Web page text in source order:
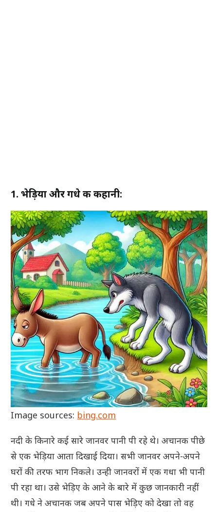
1. भेड़िया और गधे की कहानी:
Image sources: bing.com
नदी के किनारे कई सारे जानवर पानी पी रहे थे। अचानक पीछे
से एक भेड़िया आता दिखाई दिया। सभी जानवर अपने-अपने
घरों की तरफ भाग निकले। उन्ही जानवरों में एक गधा भी पानी
पी रहा था। उसे भेड़िए के आने के बारे में कुछ जानकारी नहीं
थी। गधे ने अचानक जब अपने पास भेड़िए को देखा तो वह